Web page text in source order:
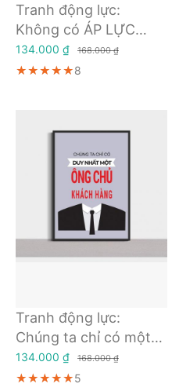
Tranh động lực:
Không có ÁP LỰC
không có ĐÔ LA
134.000 ₫ 168.000 ₫
★★★★★
★★★★★
★★★★★8
Tranh động lực:
Chúng ta chỉ có một
duy nhất một ÔNG
CHỦ khách hàng
134.000 ₫ 168.000 ₫
★★★★★
★★★★★
★★★★★5